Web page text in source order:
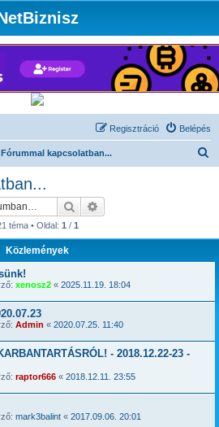
Belépés
Regisztráció
Fórummal kapcsolatban...
Keresés
téma • Oldal: 1 / 1
Közlemények
xenosz2 « 2025.11.19. 18:04
Admin « 2020.07.25. 11:40
- 2018.12.22-23 -
raptor666 « 2018.12.11. 23:55
mark3balint « 2017.09.06. 20:01